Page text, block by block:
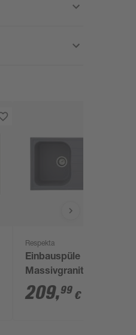
Respekta
Einbauspüle 'Orlando'
Massivgranit
betongrau 86 x 50 cm
209,99 €